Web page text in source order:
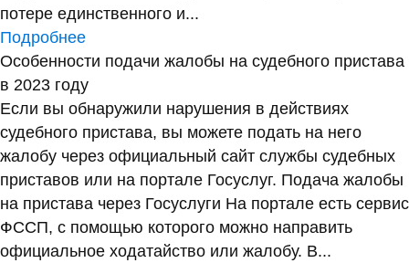
потере единственного и...
Подробнее
Особенности подачи жалобы на судебного пристава
в 2023 году
Если вы обнаружили нарушения в действиях
судебного пристава, вы можете подать на него
жалобу через официальный сайт службы судебных
приставов или на портале Госуслуг. Подача жалобы
на пристава через Госуслуги На портале есть сервис
ФССП, с помощью которого можно направить
официальное ходатайство или жалобу. В...